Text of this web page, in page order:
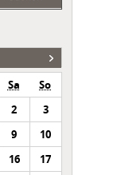
Sa
So
2
3
9
10
16
17